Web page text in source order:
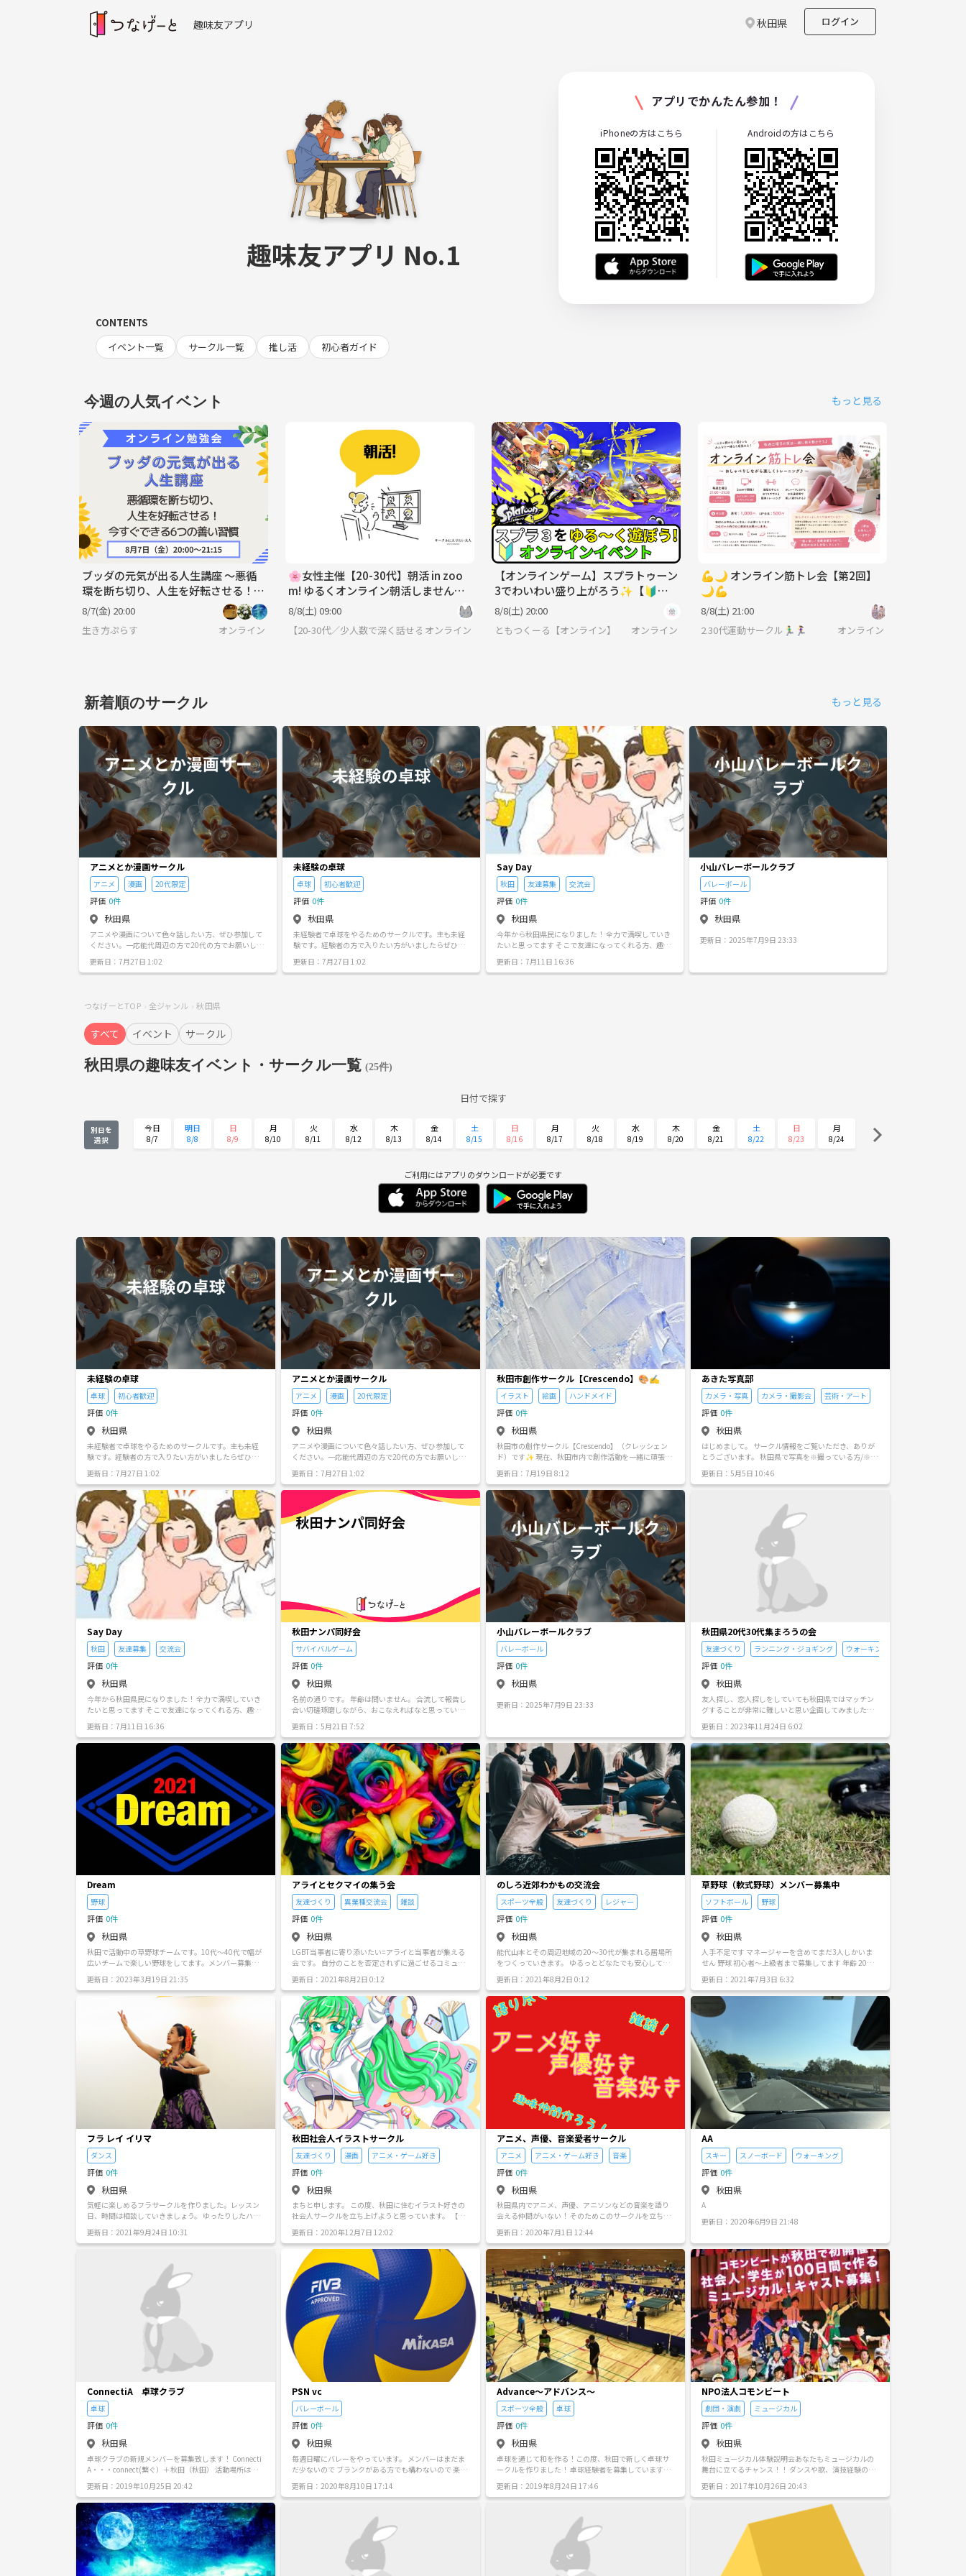
趣味友アプリ 秋田県 ログイン
趣味友アプリ No.1
アプリでかんたん参加！
iPhoneの方はこちら Androidの方はこちら
CONTENTS
イベント一覧
サークル一覧 推し活 初心者ガイド
今週の人気イベント もっと見る
ブッダの元気が出る人生講座 ～悪循
環を断ち切り、人生を好転させる！
今すぐできる6つの善い習慣～
8/7(金) 20:00
生き方ぷらす
オンライン
🌸女性主催【20-30代】朝活 in zoo
m! ゆるくオンライン朝活しません
か？
8/8(土) 09:00
【20-30代／少人数で深く話せる】サークルに入りたい大人
オンライン
【オンラインゲーム】スプラトゥーン
3でわいわい盛り上がろう✨【🔰ゲ
ーム初心者歓迎】
8/8(土) 20:00
ともつくーる【オンライン】
オンライン
💪🌙 オンライン筋トレ会【第2回】
🌙💪
8/8(土) 21:00
2.30代運動サークル🏃‍♂️🏃‍♀️
オンライン
新着順のサークル もっと見る
アニメとか漫画サークル
アニメ 漫画 20代限定
評価 0件
秋田県
アニメや漫画について色々話したい方、ぜひ参加して
ください。一応能代周辺の方で20代の方でお願いした
更新日：7月27日 1:02
未経験の卓球
卓球 初心者歓迎
評価 0件
秋田県
未経験者で卓球をやるためのサークルです。主も未経
験です。経験者の方で入りたい方がいましたらぜひ教
楽しくやりたいです。能代周辺の方だとありがたいで
す。
更新日：7月27日 1:02
Say Day
秋田 友達募集 交流会
評価 0件
秋田県
今年から秋田県民になりました！ 全力で満喫していき
たいと思ってます そこで友達になってくれる方、趣味
ってきたらイベント等も開催していきたいです。 みん
なでワイワイやりましょう！
更新日：7月11日 16:36
小山バレーボールクラブ
バレーボール
評価 0件
秋田県
更新日：2025年7月9日 23:33
つなげーとTOP 全ジャンル 秋田県
すべて イベント サークル
秋田県の趣味友イベント・サークル一覧 (25件)
日付で探す
別日を
選択
今日
8/7
明日
8/8
日
8/9
月
8/10
火
8/11
水
8/12
木
8/13
金
8/14
土
8/15
日
8/16
月
8/17
火
8/18
水
8/19
木
8/20
金
8/21
土
8/22
日
8/23
月
8/24
9/1 9/2 9/3 9/4
ご利用にはアプリのダウンロードが必要です
未経験の卓球
卓球 初心者歓迎
評価 0件
秋田県
未経験者で卓球をやるためのサークルです。主も未経
験です。経験者の方で入りたい方がいましたらぜひ教
楽しくやりたいです。能代周辺の方だとありがたいで
す。
更新日：7月27日 1:02
アニメとか漫画サークル
アニメ 漫画 20代限定
評価 0件
秋田県
アニメや漫画について色々話したい方、ぜひ参加して
ください。一応能代周辺の方で20代の方でお願いした
更新日：7月27日 1:02
秋田市創作サークル【Crescendo】🎨✍
イラスト 絵画 ハンドメイド
評価 0件
秋田県
​秋田市の創作サークル【Crescendo】（クレッシェン
ド）です✨ 現在、秋田市内で創作活動を一緒に頑張
のメンバー：3名（女性2名・男性1名） ​年齢層： 20
代〜30代中心 ​雰囲気： 少人数でアットホーム！年齢を
問わず、和気あいあいと活動できる環境になっていま
す ​「一人で描くのもいいけど、誰かとモチベーション
を共有したい」という方、ぜひ一緒に描きましょう！
初心者の方も大･大･大歓迎です👍 【活動内容】 ・個人
で制作したイラスト・絵画作品の鑑賞会 ・イラスト･絵
画、その他ハンドメイド作品制作 【活動場所】※メン
バーが2～5人の場合 ・秋田市文化創造館内 フリースペ
ース ・あきた芸術劇場ミルハス 会議室 ※参加メンバー
が5人を超える場合、 メンバーの居住地域を考慮し
て、 近隣コミュニティセンターの会議室を お借りしま
す。 【参加費】 基本無料 (画材はご自身でご用意くだ
さい。) 活動場所が有料レンタルスペースの場合、 そ
の都度お金を徴収とさせていただきます。 (平均500円
程度と思ってください。) 【活動日】 基本的には 第2･4
土曜日 11:00～16:00 ※イベント前は活動頻度・時間
が 変更になる可能性があります。 【対象者】 社会人の
方(学生の方はご相談ください🙇‍♀️) ・描く事が好きな方
・作品を見る事が好きな方 大歓迎です！！ ご応募の際
ください。 胸をドンドン高鳴らせ 、 ｢Crescendo｣に活
更新日：7月19日 8:12
あきた写真部
カメラ・写真 カメラ・撮影会 芸術・アート
評価 0件
秋田県
はじめまして。 サークル情報をご覧いただき、ありが
とうございます。 秋田県で写真を※撮っている方/※こ
い方の交流・情報交換の場としてサークルを設立した
いと思っています。 まだ思いつきなので設立に興味が
ます。 参加条件は撮影が写真が好きなこと位でしょう
写真として残したいなぁ ・カメラを買ったけど、何処
で撮影したら良いか情報交換したなぁ ・これからカメ
ラ買って、写真たくさん撮りたいなぁ ・スマホのカメ
ラを使いこなして綺麗な写真をとりたいなぁ こんな感
じをテーマに一緒にサークルを盛り上げていけるメン
それぞれスタイルがあると思いますので、一人で写真
撮るのが好き・写真を撮られるのが好き等々、撮影や
写真を通して、交流を深めて行ければ良いかなと思っ
ています。 サークルに参加する方みんなで色々と決め
て行ければと思っていますので、サークルへの問い合
わせのみならず、なんでも気軽に問合わせいただけた
ら嬉しいです。
更新日：5月5日 10:46
Say Day
秋田 友達募集 交流会
評価 0件
秋田県
今年から秋田県民になりました！ 全力で満喫していき
たいと思ってます そこで友達になってくれる方、趣味
ってきたらイベント等も開催していきたいです。 みん
なでワイワイやりましょう！
更新日：7月11日 16:36
秋田ナンパ同好会
サバイバルゲーム
評価 0件
秋田県
名前の通りです。 年齢は問いません。 合流して報告し
合い切磋琢磨しながら、おこなえればなと思っていま
更新日：5月21日 7:52
小山バレーボールクラブ
バレーボール
評価 0件
秋田県
更新日：2025年7月9日 23:33
秋田県20代30代集まろうの会
友達づくり ランニング・ジョギング ウォーキング
評価 0件
秋田県
友人探し、恋人探しをしていても秋田県ではマッチン
グすることが非常に難しいと思い企画してみました。
たりと親睦を深めることです。 あまり気合い入れて何
かを行うのは社会人で忙しいと思うので、あまり緊張
感なく過ごせる場所にしていきたいです。 こんなこと
をしてみたいという意見がありましたらぜひ教えてく
ださい！
更新日：2023年11月24日 6:02
Dream
野球
評価 0件
秋田県
秋田で活動中の草野球チームです。10代〜40代で幅が
広いチームで楽しい野球をしてます。メンバー募集中
せんか？車がなくってもメンバー内で送り迎えにはし
ますので安心してください。11月〜3月までは室内で
更新日：2023年3月19日 21:35
アライとセクマイの集う会
友達づくり 異業種交流会 雑談
評価 0件
秋田県
LGBT当事者に寄り添いたい=アライと当事者が集える
会です。 自分のことを否定されずに過ごせるコミュニ
の方や、アライとしてアクションを起こしたいけど何
をしたらいいか分からないでいるというアライな方な
ど、ぜひご参加ください。 ※参加にともなって自己の
SOGI（性的指向と性自認）を必ずしも開示する必要は
ありません。
更新日：2021年8月2日 0:12
のしろ近郊わかもの交流会
スポーツ全般 友達づくり レジャー
評価 0件
秋田県
能代山本とその周辺地域の20～30代が集まれる居場所
をつくっていきます。 ゆるっとどなたでも安心して参
さまざまな活動を通して気の合う仲間づくりができる
サークルです。
更新日：2021年8月2日 0:12
草野球（軟式野球）メンバー募集中
ソフトボール 野球
評価 0件
秋田県
人手不足です マネージャーを含めてまだ3人しかいま
せん 野球 初心者〜上級者まで募集してます 年齢 20
集まるようでしたら練習試合も組みます
更新日：2021年7月3日 6:32
フラ レイ イリマ
ダンス
評価 0件
秋田県
気軽に楽しめるフラサークルを作りました。レッスン
日、時間は相談していきましょう。 ゆったりしたハワ
がですか？
更新日：2021年9月24日 10:31
秋田社会人イラストサークル
友達づくり 漫画 アニメ・ゲーム好き
評価 0件
秋田県
まちと申します。 この度、秋田に住むイラスト好きの
社会人サークルを立ち上げようと思っています。 【活
仕上げ、評価し合い、画力の向上を目指す ・同人誌や
グッズを作製し、イベントに出展する ・その他、何か
やりたいことがあれば取り入れたいと思います！ 【こ
んな方はぜひ！】 ・絵を描くことが好き ・お話を考え
ることが好き ・漫画、アニメ、ゲームなどサブカルチ
ャーが好き ・趣味を探している ・イベント出展や主催
に興味がある 【参加条件】 ・義務教育を卒業し、就
労、就職、もしくは求職している方。 ・定期的に会費
の支払いができる方(詳細はまだ決めてませんが、半年
に1000円ほど) ・LINEやSNSで連絡ができる方。 ・最
低限のマナーを守って団体行動ができる方。 【募集人
数】 10名ほど 【集会場所、時間】 ・秋田市役所内
「センタース」もしくはアルヴェ(メンバーの意見を取
り入れ、複数箇所での活動を考えています) ・平日17:0
0～19:00、土曜日13:00～15:00、月1～3回(こちらも
メンバーの意見を取り入れて決定しようと思います) 画
力、性別、年齢は問いません！ 「何か始めたい」「仲
間が欲しい」という気持ちを重視します。 はじめのう
ちはゆる～く活動しようと思います(笑) よろしくお願
いいたしますm(_ _)m
更新日：2020年12月7日 12:02
アニメ、声優、音楽愛者サークル
アニメ アニメ・ゲーム好き 音楽
評価 0件
秋田県
秋田県内でアニメ、声優、アニソンなどの音楽を語り
会える仲間がいない！ そのためこのサークルを立ち上
ていければと思います！ 性別年齢は問いません！ 秋田
県内、もちろん県外の方も大歓迎です！ このサークル
ではアニメ、声優、アニソンなどの音楽等を熱く語れ
ればなと思っています！ もちろんサークル内での語り
以外の普通の雑談も歓迎です！ 楽しくやっていきまし
ょう！
更新日：2020年7月1日 12:44
AA
スキー スノーボード ウォーキング
評価 0件
秋田県
A
更新日：2020年6月9日 21:48
ConnectiA 卓球クラブ
卓球
評価 0件
秋田県
卓球クラブの新規メンバーを募集致します！ Connecti
A・・・connect(繋ぐ）＋秋田（秋田） 活動場所は、
個別に連絡いたしますので、お気軽にお問合せくださ
い！ 大会参加も年間計画には入っております。（自由
参加） また、ConnectiAはクラブ活動だけでなく、ジ
ュニアを対象とした無料卓球スクールも行っていま
す。 自らの技術の向上だけでなく、子供たちが楽しく
卓球競技をできる環境作りにもConnectiAは協力してい
きます。 卓球を通して、新しい仲間を見つけてみては
いかがでしょうか？ お待ちしております！ ※卓球経験
更新日：2019年10月25日 20:42
PSN vc
バレーボール
評価 0件
秋田県
毎週日曜にバレーをやっています。 メンバーはまだま
だ少ないので ブランクがある方でも構わないので 楽し
いと思ってますのでよろしくお願いします。 お子様連
れでも大丈夫な環境です。
更新日：2020年8月10日 17:14
Advance〜アドバンス〜
スポーツ全般 卓球
評価 0件
秋田県
卓球を通じて和を作る！この度、秋田で新しく卓球サ
ークルを作りました！ 卓球経験者を募集しています^ ^
∇・) 年会費や会費等は無し！ 当日の体育館使用料だ
けです。 卓球を通じて人生を一歩豊かなものにして欲
更新日：2019年8月24日 17:46
NPO法人コモンビート
劇団・演劇 ミュージカル
評価 0件
秋田県
秋田ミュージカル体験説明会あなたもミュージカルの
舞台に立てるチャンス！！ ダンスや歌、演技経験の有
い、週末の時間をなにかに生かしたい、職場以外の友
達が欲しい、秋田の地を盛り上げたい、 「やる気・元
気・チャレンジ」があればどなたでもご参加頂けま
す。家族や友人、職場の同僚など、皆さまお誘いのう
え、お気軽にご参加ください。 スタッフ一同皆さまの
ご参加をお待ちしております！ 受付12:30～ 体験会ス
タート13:00
更新日：2017年10月26日 20:43